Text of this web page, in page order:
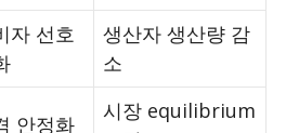
자 선호
생산자 생산량 감
소
안정화
시장 equilibrium